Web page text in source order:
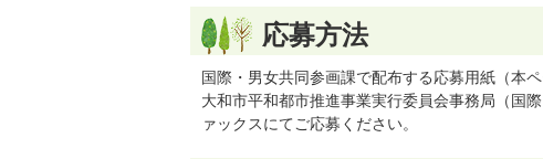
応募方法
国際・男女共同参画課で配布する応募用紙（本
大和市平和都市推進事業実行委員会事務局（国
ァックスにてご応募ください。